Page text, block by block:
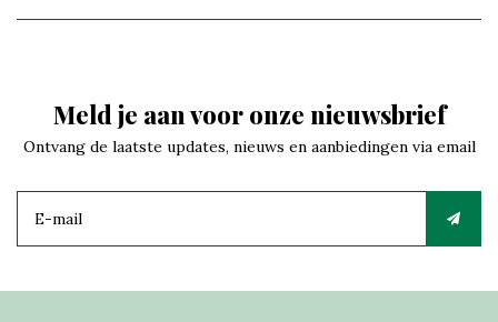
Meld je aan voor onze nieuwsbrief
Ontvang de laatste updates, nieuws en aanbiedingen via email